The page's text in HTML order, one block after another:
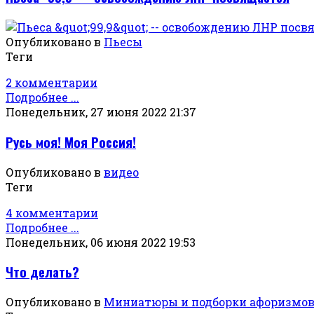
Опубликовано в Пьесы
Теги
2 комментарии
Подробнее ...
Понедельник, 27 июня 2022 21:37
Русь моя! Моя Россия!
Опубликовано в видео
Теги
4 комментарии
Подробнее ...
Понедельник, 06 июня 2022 19:53
Что делать?
Опубликовано в Миниатюры и подборки афоризмов